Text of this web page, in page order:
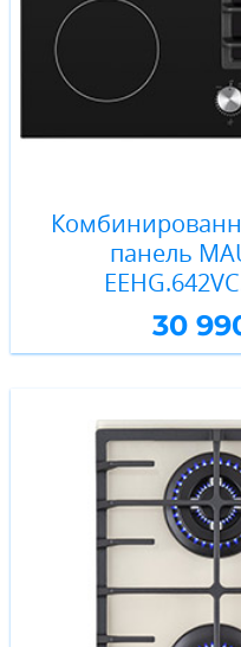
панель
30